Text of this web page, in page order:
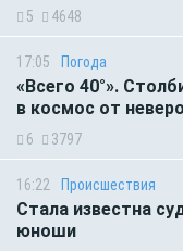
5 4648
17:05 Погода
«Всего 40°».
в космос от
6 3797
16:22 Происшествия
Стала известна
юноши